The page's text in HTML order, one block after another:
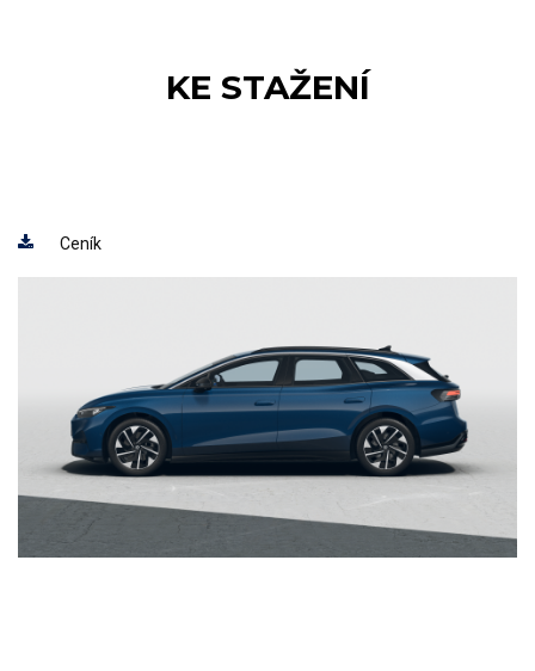
KE STAŽENÍ
Ceník